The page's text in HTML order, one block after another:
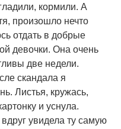
кормили. А
произошло нечто
отдать в добрые
девочки. Она очень
две недели.
скандала я
Листья, кружась,
и уснула.
увидела ту самую